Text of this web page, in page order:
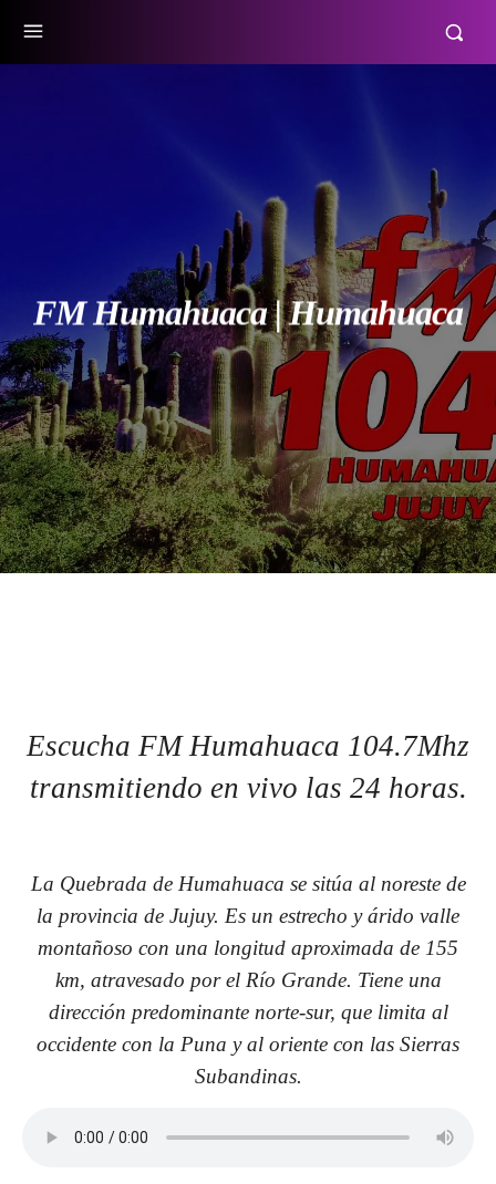
FM Humahuaca | Humahuaca
Escucha FM Humahuaca 104.7Mhz
transmitiendo en vivo las 24 horas.
La Quebrada de Humahuaca se sitúa al noreste de
la provincia de Jujuy. Es un estrecho y árido valle
montañoso con una longitud aproximada de 155
km, atravesado por el Río Grande. Tiene una
dirección predominante norte-sur, que limita al
occidente con la Puna y al oriente con las Sierras
Subandinas.